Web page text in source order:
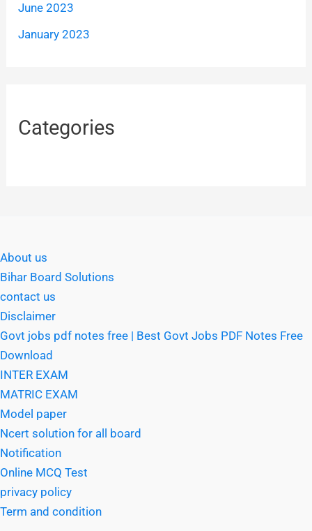
June 2023
January 2023
Categories
About us
Bihar Board Solutions
contact us
Disclaimer
Govt jobs pdf notes free | Best Govt Jobs PDF Notes Free
Download
INTER EXAM
MATRIC EXAM
Model paper
Ncert solution for all board
Notification
Online MCQ Test
privacy policy
Term and condition